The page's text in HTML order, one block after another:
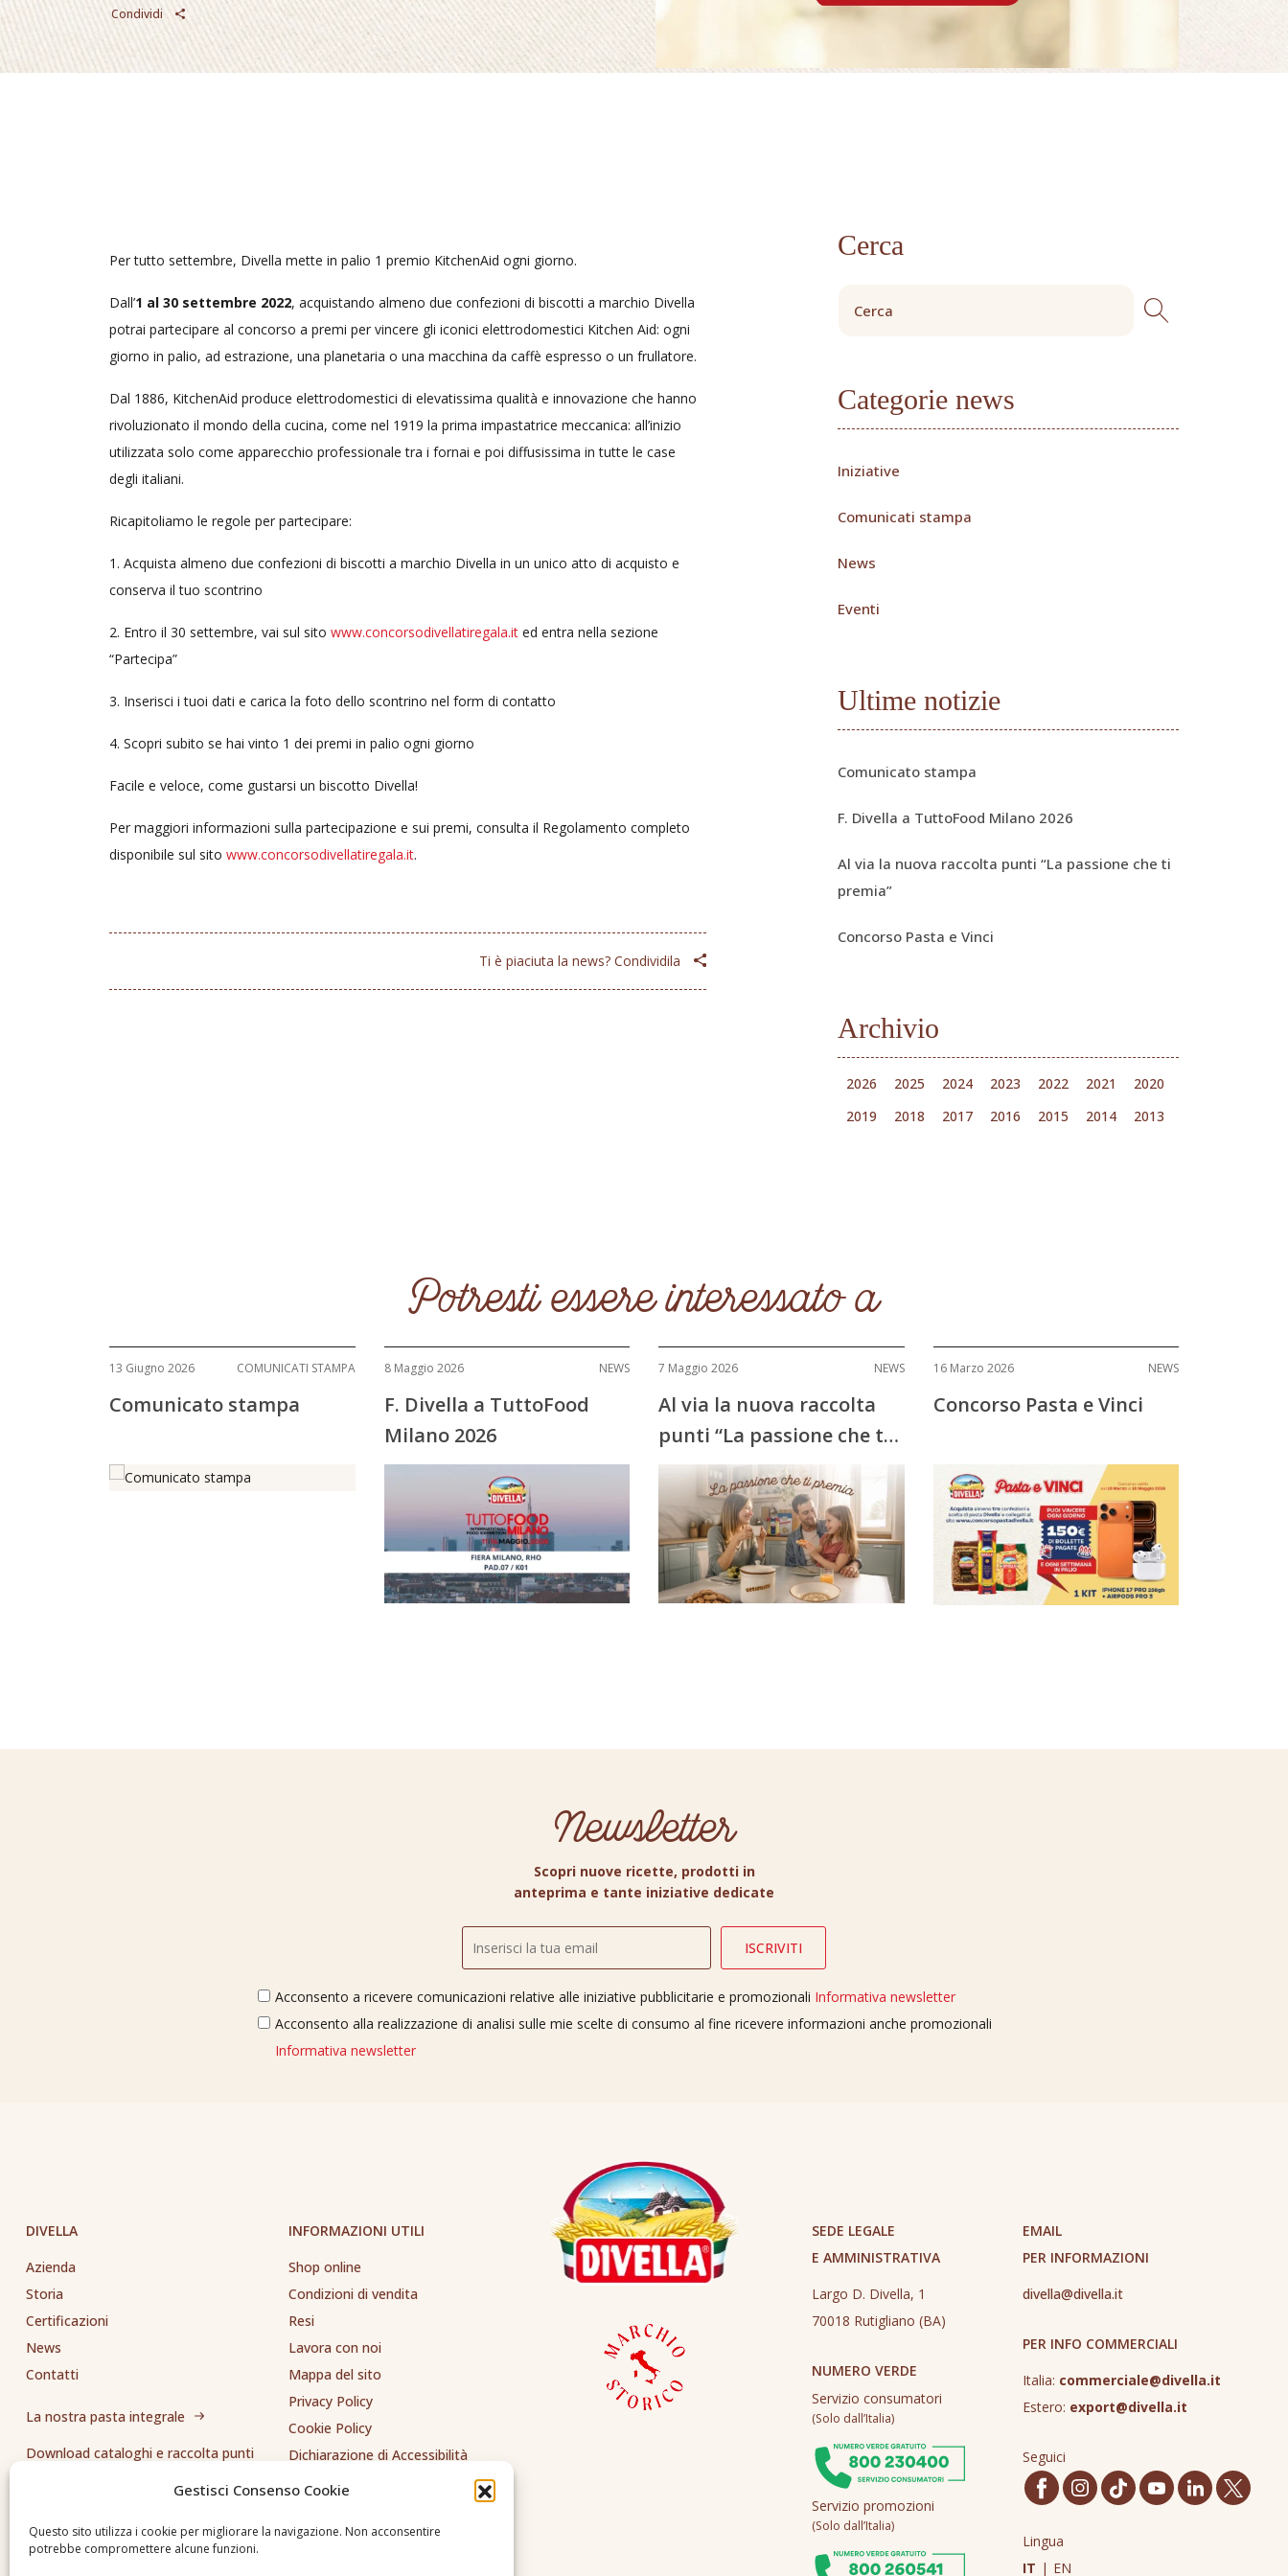
Gestisci Consenso Cookie
Questo sito utilizza i cookie per migliorare la navigazione. Non acconsentire
potrebbe compromettere alcune funzioni.
Condividi
Per tutto settembre, Divella mette in palio 1 premio KitchenAid ogni giorno.
Dall’1 al 30 settembre 2022, acquistando almeno due confezioni di biscotti a marchio Divella
potrai partecipare al concorso a premi per vincere gli iconici elettrodomestici Kitchen Aid: ogni
giorno in palio, ad estrazione, una planetaria o una macchina da caffè espresso o un frullatore.
Dal 1886, KitchenAid produce elettrodomestici di elevatissima qualità e innovazione che hanno
rivoluzionato il mondo della cucina, come nel 1919 la prima impastatrice meccanica: all’inizio
utilizzata solo come apparecchio professionale tra i fornai e poi diffusissima in tutte le case
degli italiani.
Ricapitoliamo le regole per partecipare:
1. Acquista almeno due confezioni di biscotti a marchio Divella in un unico atto di acquisto e
conserva il tuo scontrino
2. Entro il 30 settembre, vai sul sito www.concorsodivellatiregala.it ed entra nella sezione
“Partecipa”
3. Inserisci i tuoi dati e carica la foto dello scontrino nel form di contatto
4. Scopri subito se hai vinto 1 dei premi in palio ogni giorno
Facile e veloce, come gustarsi un biscotto Divella!
Per maggiori informazioni sulla partecipazione e sui premi, consulta il Regolamento completo
disponibile sul sito www.concorsodivellatiregala.it.
Ti è piaciuta la news? Condividila
Cerca
Categorie news
Iniziative
Comunicati stampa
News
Eventi
Ultime notizie
Comunicato stampa
F. Divella a TuttoFood Milano 2026
Al via la nuova raccolta punti “La passione che ti
premia”
Concorso Pasta e Vinci
Archivio
2026 2025 2024 2023 2022 2021
2020
2019
2018 2017 2016 2015 2014 2013
Potresti essere interessato a
13 Giugno 2026 COMUNICATI STAMPA
Comunicato stampa
8 Maggio 2026 NEWS
F. Divella a TuttoFood
Milano 2026
7 Maggio 2026 NEWS
Al via la nuova raccolta
punti “La passione che ti
premia”
16 Marzo 2026 NEWS
Concorso Pasta e Vinci
Newsletter
Scopri nuove ricette, prodotti in
anteprima e tante iniziative dedicate
Acconsento a ricevere comunicazioni relative alle iniziative pubblicitarie e promozionali Informativa newsletter
Acconsento alla realizzazione di analisi sulle mie scelte di consumo al fine ricevere informazioni anche promozionali
Informativa newsletter
DIVELLA
Azienda
Storia
Certificazioni
News
Contatti
La nostra pasta integrale
Download cataloghi e raccolta punti
INFORMAZIONI UTILI
Shop online
Condizioni di vendita
Resi
Lavora con noi
Mappa del sito
Privacy Policy
Cookie Policy
Dichiarazione di Accessibilità
Whistleblowing
SEDE LEGALE
E AMMINISTRATIVA
Largo D. Divella, 1
70018 Rutigliano (BA)
NUMERO VERDE
Servizio consumatori
(Solo dall’Italia)
Servizio promozioni
(Solo dall’Italia)
EMAIL
PER INFORMAZIONI
divella@divella.it
PER INFO COMMERCIALI
Italia: commerciale@divella.it
Estero: export@divella.it
Seguici
Lingua
IT | EN